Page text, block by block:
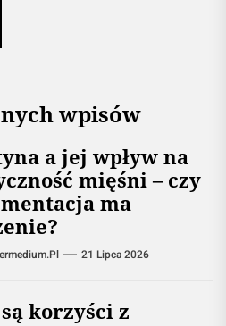
wpisów
a jej wpływ na
mięśni – czy
ma
21 Lipca 2026
korzyści z